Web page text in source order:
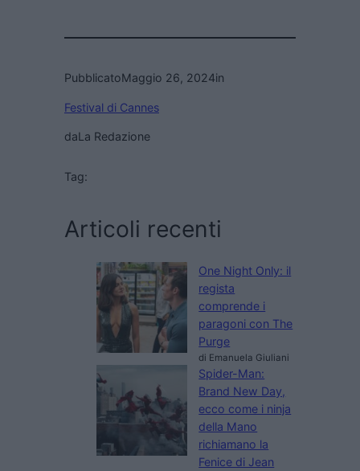
PubblicatoMaggio 26, 2024in
Festival di Cannes
daLa Redazione
Tag:
Articoli recenti
One Night Only: il
regista
comprende i
paragoni con The
Purge
di Emanuela Giuliani
Spider-Man:
Brand New Day,
ecco come i ninja
della Mano
richiamano la
Fenice di Jean